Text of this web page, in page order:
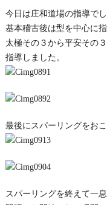
今日は庄和道場の指導でし
基本稽古後は型を中心に指
太極その３から平安その
指導しました。
最後にスパーリングをおこ
スパーリングを終えて一息